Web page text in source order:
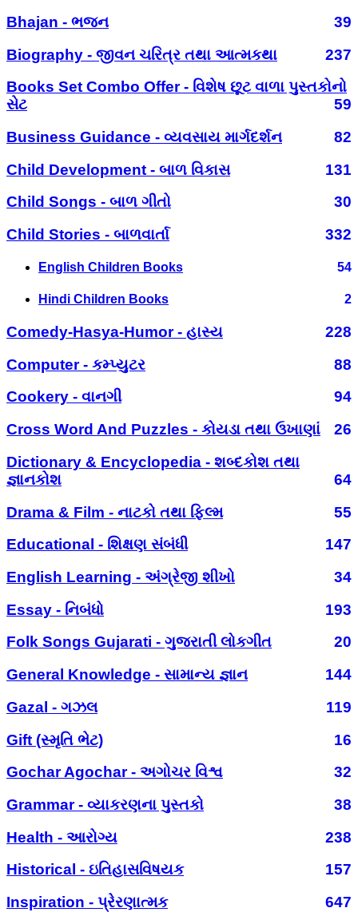
Bhajan - ભજન
39
Biography - જીવન ચરિત્ર તથા આત્મકથા
237
Books Set Combo Offer - વિશેષ છૂટ વાળા પુસ્તકોનો
સેટ
59
Business Guidance - વ્યવસાય માર્ગદર્શન
82
Child Development - બાળ વિકાસ
131
Child Songs - બાળ ગીતો
30
Child Stories - બાળવાર્તા
332
English Children Books 54
Hindi Children Books 2
Comedy-Hasya-Humor - હાસ્ય
228
Computer - કમ્પ્યુટર
88
Cookery - વાનગી
94
Cross Word And Puzzles - કોયડા તથા ઉખાણાં
26
Dictionary & Encyclopedia - શબ્દકોશ તથા
જ્ઞાનકોશ
64
Drama & Film - નાટકો તથા ફિલ્મ
55
Educational - શિક્ષણ સંબંધી
147
English Learning - અંગ્રેજી શીખો
34
Essay - નિબંધો
193
Folk Songs Gujarati - ગુજરાતી લોકગીત
20
General Knowledge - સામાન્ય જ્ઞાન
144
Gazal - ગઝલ
119
Gift (સ્મૃતિ ભેટ)
16
Gochar Agochar - અગોચર વિશ્વ
32
Grammar - વ્યાકરણના પુસ્તકો
38
Health - આરોગ્ય
238
Historical - ઇતિહાસવિષયક
157
Inspiration - પ્રેરણાત્મક
647